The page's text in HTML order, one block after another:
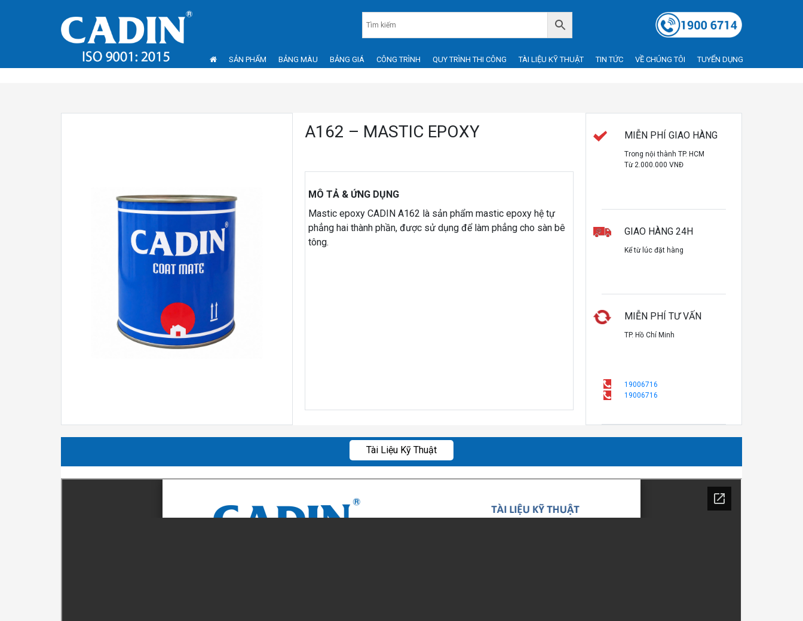
SẢN PHẨM BẢNG MÀU BẢNG GIÁ CÔNG TRÌNH QUY TRÌNH THI CÔNG TÀI LIỆU KỸ THUẬT TIN TỨC VỀ CHÚNG TÔI TUYỂN DỤNG
A162 – MASTIC EPOXY
MÔ TẢ & ỨNG DỤNG
Mastic epoxy CADIN A162 là sản phẩm mastic epoxy hệ tự
phẳng hai thành phần, được sử dụng để làm phẳng cho sàn bê
tông.
MIỄN PHÍ GIAO HÀNG
Trong nội thành TP. HCM
Từ 2.000.000 VNĐ
GIAO HÀNG 24H
Kể từ lúc đặt hàng
MIỄN PHÍ TƯ VẤN
TP. Hồ Chí Minh
19006716
19006716
Tài Liệu Kỹ Thuật